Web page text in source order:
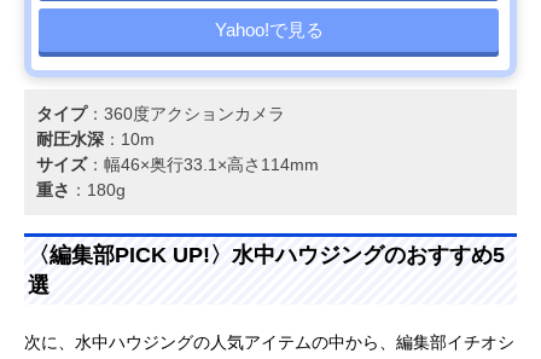
Yahoo!で見る
タイプ：360度アクションカメラ
耐圧水深 ：10m
サイズ：幅46×奥行33.1×高さ114mm
重さ ：180g
〈編集部PICK UP!〉水中ハウジングのおすすめ5
選
次に、水中ハウジングの人気アイテムの中から、編集部イチオシ